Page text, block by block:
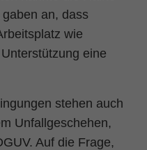
an, dass
wie
eine
stehen auch
Unfallgeschehen,
Auf die Frage,